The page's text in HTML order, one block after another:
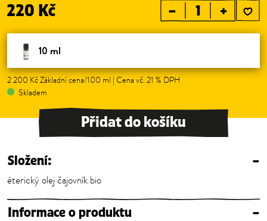
220 Kč – +
10 ml
2 200 Kč Základní cena/100 ml | Cena vč. 21 % DPH
Skladem
Přidat do košíku
Složení: –
éterický olej čajovník bio
Informace o produktu –